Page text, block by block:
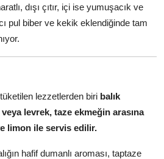
dışı çıtır, içi ise yumuşacık ve
pul biber ve kekik eklendiğinde tam
lezzetlerden biri balık
levrek, taze ekmeğin arasına
limon ile servis edilir.
hafif dumanlı aroması, taptaze